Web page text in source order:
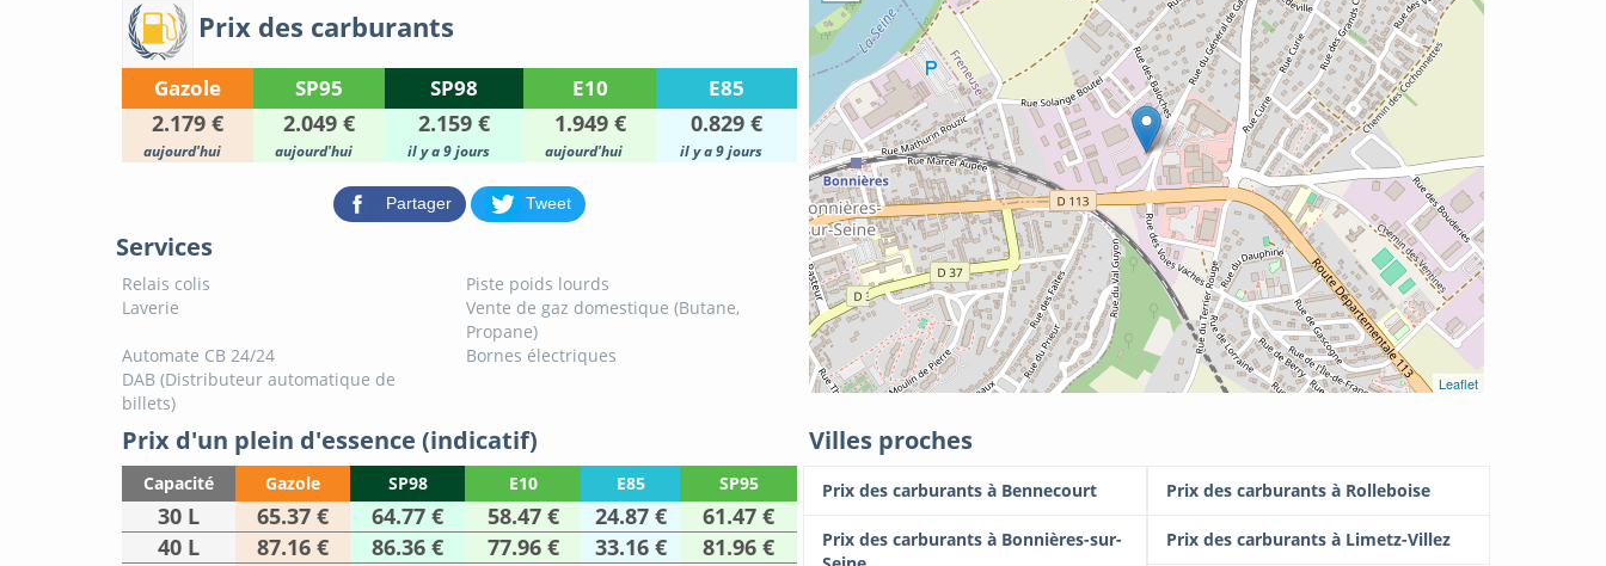
Prix des carburants
Gazole SP95 SP98 E10 E85
2.179 € 2.049 € 2.159 € 1.949 € 0.829 €
aujourd'hui aujourd'hui il y a 9 jours aujourd'hui il y a 9 jours
Partager Tweet
Services
Relais colis
Piste poids lourds
Laverie
Vente de gaz domestique (Butane,
Propane)
Automate CB 24/24
Bornes électriques
DAB (Distributeur automatique de
billets)
Leaflet
Prix d'un plein d'essence (indicatif)
Capacité Gazole SP98 E10 E85 SP95
30 L 65.37 € 64.77 € 58.47 € 24.87 €
61.47 €
40 L
87.16 € 86.36 € 77.96 € 33.16 €
81.96 €
Villes proches
Prix des carburants à Bennecourt Prix des carburants à Rolleboise
Prix des carburants à Bonnières-sur-
Prix des carburants à Limetz-Villez